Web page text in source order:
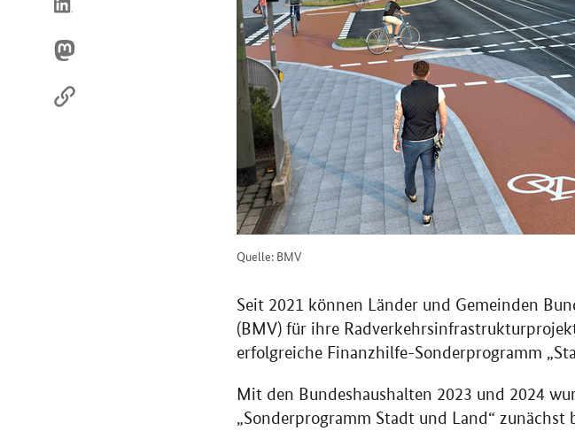
Internet
Quelle: BMV
Seit 2021 können Länder und Gemeinden
(BMV) für ihre
erfolgreiche Finanzhilfe-Sonderprogramm
Mit den Bundeshaushalten 2023 und 2024
„Sonderprogramm Stadt und Land“ zunächst